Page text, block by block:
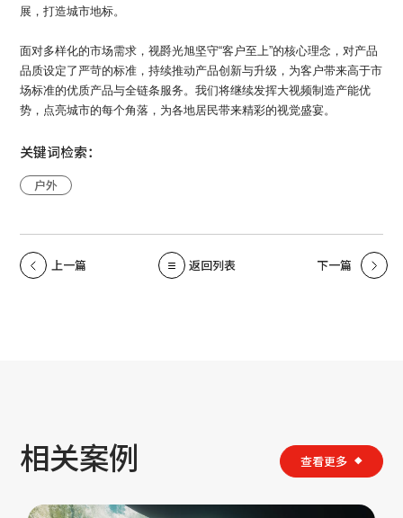
展，打造城市地标。
面对多样化的市场需求，视爵光旭坚守“客户至上”的核心理念，对产品
品质设定了严苛的标准，持续推动产品创新与升级，为客户带来高于市
场标准的优质产品与全链条服务。我们将继续发挥大视频制造产能优
势，点亮城市的每个角落，为各地居民带来精彩的视觉盛宴。
关键词检索：
户外
上一篇 返回列表 下一篇
相关案例 查看更多